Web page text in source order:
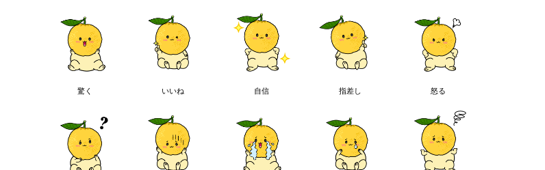
驚く いいね 自信 指差し 怒る